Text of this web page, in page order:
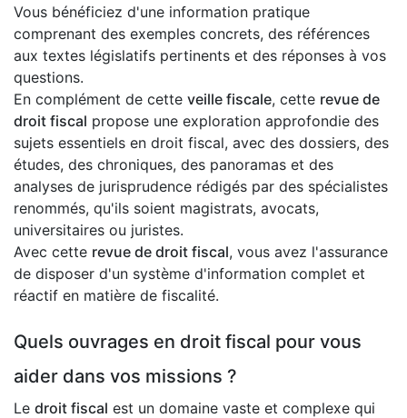
Vous bénéficiez d'une information pratique
comprenant des exemples concrets, des références
aux textes législatifs pertinents et des réponses à vos
questions.
En complément de cette veille fiscale, cette revue de
droit fiscal propose une exploration approfondie des
sujets essentiels en droit fiscal, avec des dossiers, des
études, des chroniques, des panoramas et des
analyses de jurisprudence rédigés par des spécialistes
renommés, qu'ils soient magistrats, avocats,
universitaires ou juristes.
Avec cette revue de droit fiscal, vous avez l'assurance
de disposer d'un système d'information complet et
réactif en matière de fiscalité.
Quels ouvrages en droit fiscal pour vous
aider dans vos missions ?
Le droit fiscal est un domaine vaste et complexe qui